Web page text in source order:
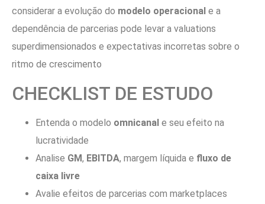
considerar a evolução do modelo operacional e a
dependência de parcerias pode levar a valuations
superdimensionados e expectativas incorretas sobre o
ritmo de crescimento
CHECKLIST DE ESTUDO
Entenda o modelo omnicanal e seu efeito na
lucratividade
Analise GM, EBITDA, margem líquida e fluxo de
caixa livre
Avalie efeitos de parcerias com marketplaces